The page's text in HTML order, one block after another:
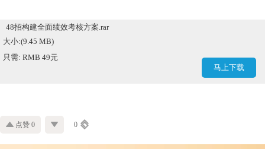
48招构建全面绩效考核方案.rar
大小:(9.45 MB)
只需: RMB 49元
马上下载
点赞 0 0